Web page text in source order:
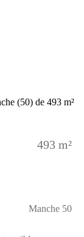
493 m²
Manche 50